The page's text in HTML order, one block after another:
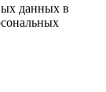
данных в